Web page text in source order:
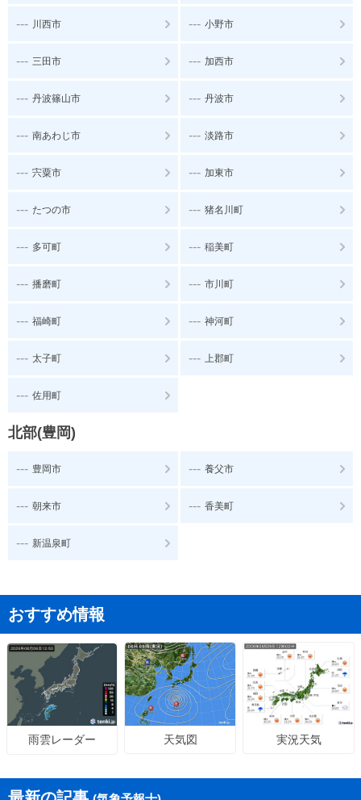
--- 川西市 --- 小野市
--- 三田市 --- 加西市
--- 丹波篠山市 --- 丹波市
--- 南あわじ市 --- 淡路市
--- 宍粟市 --- 加東市
--- たつの市 --- 猪名川町
--- 多可町 --- 稲美町
--- 播磨町 --- 市川町
--- 福崎町 --- 神河町
--- 太子町 --- 上郡町
--- 佐用町
北部(豊岡)
--- 豊岡市 --- 養父市
--- 朝来市 --- 香美町
--- 新温泉町
おすすめ情報
雨雲レーダー 天気図 実況天気